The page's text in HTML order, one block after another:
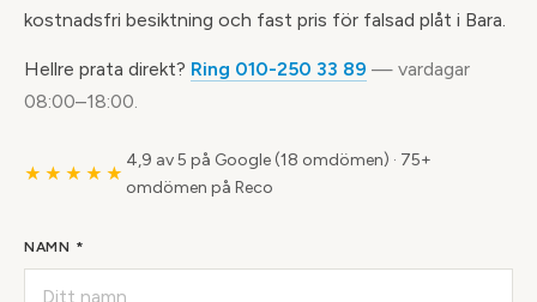
kostnadsfri besiktning och fast pris för falsad plåt i Bara.
Hellre prata direkt? Ring 010-250 33 89 — vardagar
08:00–18:00.
★★★★★
4,9 av 5 på Google (18 omdömen) · 75+
omdömen på Reco
NAMN *